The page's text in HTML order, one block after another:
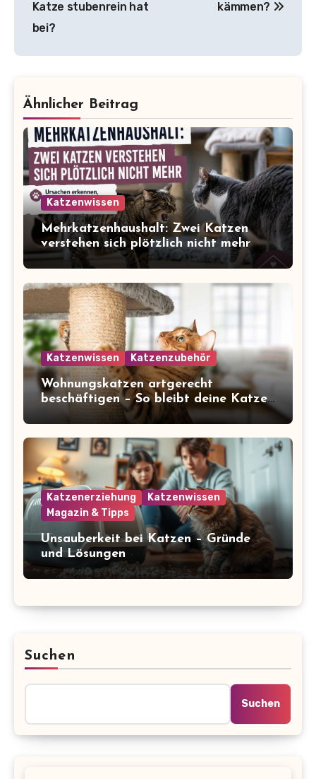
Katze stubenrein hat
bei?
kämmen?
Ähnlicher Beitrag
Katzenwissen
Mehrkatzenhaushalt: Zwei Katzen
verstehen sich plötzlich nicht mehr
Katzenwissen Katzenzubehör
Wohnungskatzen artgerecht
beschäftigen – So bleibt deine Katze
glücklich und gesund
Katzenerziehung
Katzenwissen
Magazin & Tipps
Unsauberkeit bei Katzen – Gründe
und Lösungen
Suchen
Suchen